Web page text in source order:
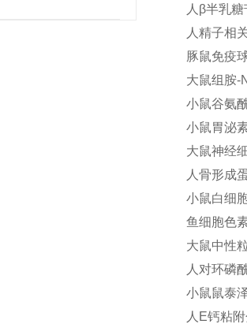
人β半乳
人精子相
豚鼠免疫
大鼠组胺-
小鼠谷氨
小鼠胃泌
大鼠神经
人骨形成
小鼠白细
鱼细胞色
大鼠中性
人对环磷
小鼠鼠泰
人E钙粘